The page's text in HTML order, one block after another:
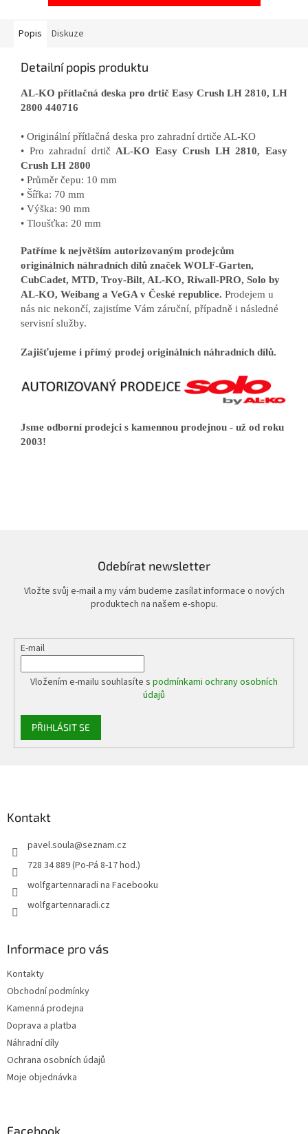
Popis Diskuze
Detailní popis produktu
AL-KO přítlačná deska pro drtič Easy Crush LH 2810, LH
2800 440716
• Originální přítlačná deska pro zahradní drtiče AL-KO
• Pro zahradní drtič AL-KO Easy Crush LH 2810, Easy
Crush LH 2800
• Průměr čepu: 10 mm
• Šířka: 70 mm
• Výška: 90 mm
• Tloušťka: 20 mm
Patříme k největším autorizovaným prodejcům
originálních náhradních dílů značek WOLF-Garten,
CubCadet, MTD, Troy-Bilt, AL-KO, Riwall-PRO, Solo by
AL-KO, Weibang a VeGA v České republice. Prodejem u
nás nic nekončí, zajistíme Vám záruční, případně i následné
servisní služby.
Zajišťujeme i přímý prodej originálních náhradních dílů.
Jsme odborní prodejci s kamennou prodejnou - už od roku
2003!
Odebírat newsletter
Vložte svůj e-mail a my vám budeme zasílat informace o nových
produktech na našem e-shopu.
E-mail
Vložením e-mailu souhlasíte s podmínkami ochrany osobních
údajů
PŘIHLÁSIT SE
Kontakt
pavel.soula@seznam.cz
728 34 889 (Po-Pá 8-17 hod.)
wolfgartennaradi na Facebooku
wolfgartennaradi.cz
Informace pro vás
Kontakty
Obchodní podmínky
Kamenná prodejna
Doprava a platba
Náhradní díly
Ochrana osobních údajů
Moje objednávka
Facebook